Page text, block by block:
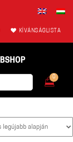
KÍVÁNSÁGLISTA
0